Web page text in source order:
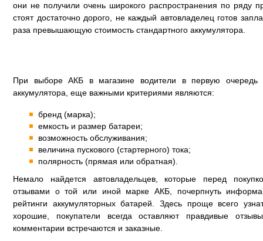
они не получили очень широкого распространения по ряду
стоят достаточно дорого, не каждый автовладелец готов
раза превышающую стоимость стандартного аккумулятора.
При выборе АКБ в магазине водители в первую
аккумулятора, еще важными критериями являются:
бренд (марка);
емкость и размер батареи;
возможность обслуживания;
величина пускового (стартерного) тока;
полярность (прямая или обратная).
Немало найдется автовладельцев, которые перед
отзывами о той или иной марке АКБ, почерпнуть
рейтинги аккумуляторных батарей. Здесь проще всего
хорошие, покупатели всегда оставляют правдивые
комментарии встречаются и заказные.